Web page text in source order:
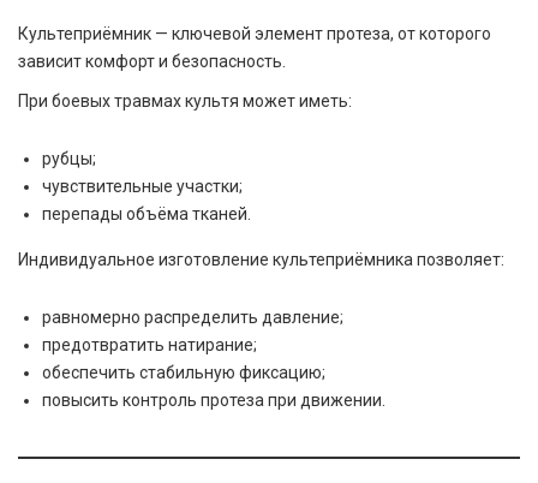
Культеприёмник — ключевой элемент протеза, от которого
зависит комфорт и безопасность.
При боевых травмах культя может иметь:
рубцы;
чувствительные участки;
перепады объёма тканей.
Индивидуальное изготовление культеприёмника позволяет:
равномерно распределить давление;
предотвратить натирание;
обеспечить стабильную фиксацию;
повысить контроль протеза при движении.